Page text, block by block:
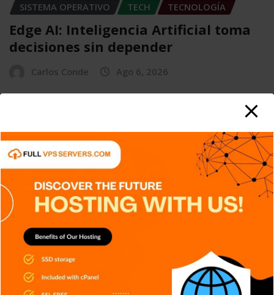
SISTEMA OPERATIVO
TECH TECNOLOGÍA
Edge AI: Inteligencia Artificial toma
decisiones sin depender
Carlos Conde Ago 6, 2026
SERIES
SERVICIOS DE TRANSMISIÓN
SIN CATEGORÍA
TECH TECNOLOGÍA
Criptografía de Curva Elíptica (ECC):
Más seguridad
APPS
SERIES
SIN CATEGORÍA
SISTEMA OPERATIVO
TECH